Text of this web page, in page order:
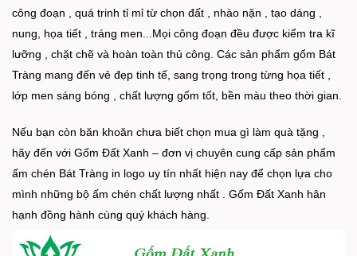
công đoạn , quá trinh tỉ mỉ từ chọn đất , nhào nặn , tạo dáng ,
nung, họa tiết , tráng men...Mọi công đoạn đều được kiểm tra kĩ
lưỡng , chặt chẽ và hoàn toàn thủ công. Các sản phẩm gốm Bát
Tràng mang đến vẻ đẹp tinh tế, sang trọng trong từng họa tiết ,
lớp men sáng bóng , chất lượng gốm tốt, bền màu theo thời gian.
Nếu bạn còn băn khoăn chưa biết chọn mua gì làm quà tặng ,
hãy đến với Gốm Đất Xanh – đơn vị chuyên cung cấp sản phẩm
ấm chén Bát Tràng in logo uy tín nhất hiện nay để chọn lựa cho
mình những bộ ấm chén chất lượng nhất . Gốm Đất Xanh hân
hạnh đồng hành cùng quý khách hàng.